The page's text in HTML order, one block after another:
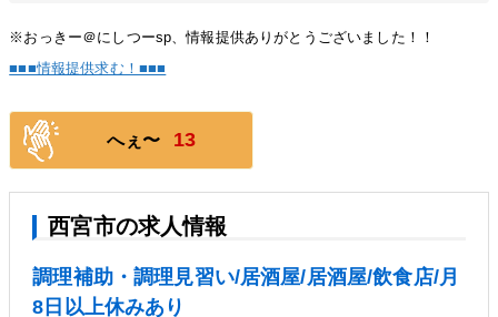
※おっきー＠にしつーsp、情報提供ありがとうございました！！
■■■情報提供求む！■■■
へぇ〜 13
西宮市の求人情報
調理補助・調理見習い/居酒屋/居酒屋/飲食店/月
8日以上休みあり